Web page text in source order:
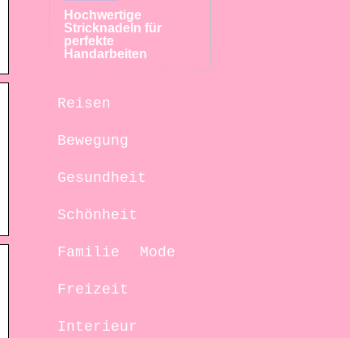
Hochwertige
Stricknadeln für
perfekte
Handarbeiten
Reisen
Bewegung
Gesundheit
Schönheit
Familie Mode
Freizeit
Interieur